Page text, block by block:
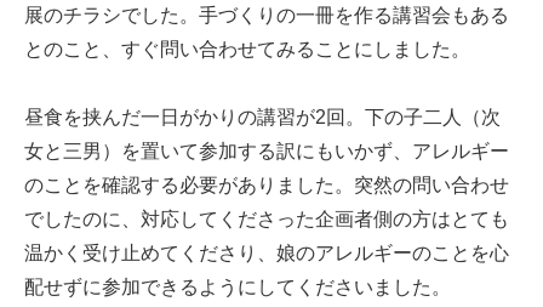
展のチラシでした。手づくりの一冊を作る講習会もある
とのこと、すぐ問い合わせてみることにしました。
昼食を挟んだ一日がかりの講習が2回。下の子二人（次
女と三男）を置いて参加する訳にもいかず、アレルギー
のことを確認する必要がありました。突然の問い合わせ
でしたのに、対応してくださった企画者側の方はとても
温かく受け止めてくださり、娘のアレルギーのことを心
配せずに参加できるようにしてくださいました。